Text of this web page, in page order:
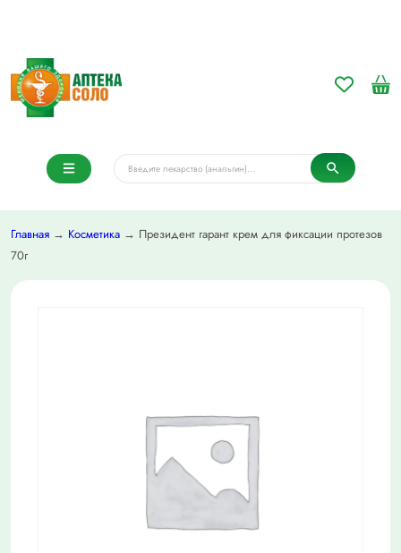
Главная → Косметика → Президент гарант крем для фиксации протезов
70г